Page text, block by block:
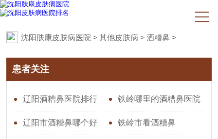
沈阳肤康皮肤病医院 >其他皮肤病 >酒糟鼻 >
患者关注
辽阳酒糟鼻医院排行 铁岭哪里的酒糟鼻医院
好
辽阳市酒糟鼻哪个好 铁岭市看酒糟鼻